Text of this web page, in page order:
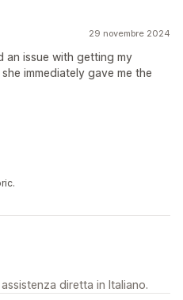
29 novembre 2024
an issue with getting my
immediately gave me the
diretta in Italiano.